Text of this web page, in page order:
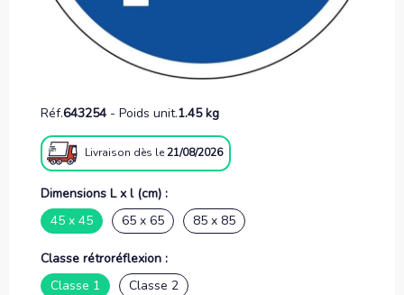
Réf.643254 - Poids unit.1.45 kg
Livraison dès le21/08/2026
Dimensions L x l (cm) :
45 x 45
65 x 65 85 x 85
Classe rétroréflexion :
Classe 1
Classe 2